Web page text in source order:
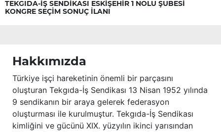
TEKGIDA-İŞ SENDİKASI ESKİŞEHİR 1 NOLU ŞUBESİ
KONGRE SEÇİM SONUÇ İLANI
Hakkımızda
Türkiye işçi hareketinin önemli bir parçasını
oluşturan Tekgıda-İş Sendikası 13 Nisan 1952 yılında
9 sendikanın bir araya gelerek federasyon
oluşturması ile kurulmuştur. Tekgıda-İş Sendikası
kimliğini ve gücünü XIX. yüzyılın ikinci yarısından